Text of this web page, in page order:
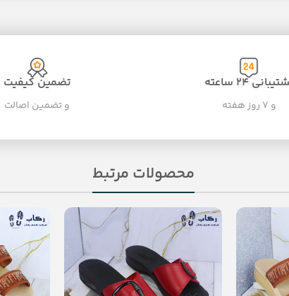
۲۴ ساعته
و ۷ روز هفته
تضمین کیفیت
و تضمین اصالت
محصولات مرتبط